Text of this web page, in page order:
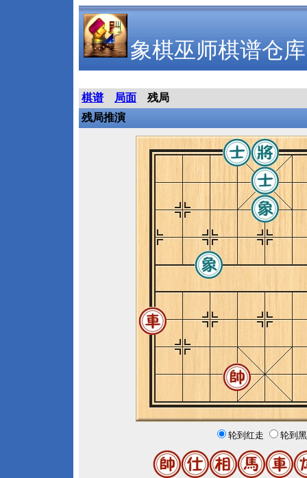
象棋巫师棋谱仓库
棋谱 局面
残局
残局推演
轮到红走 轮到